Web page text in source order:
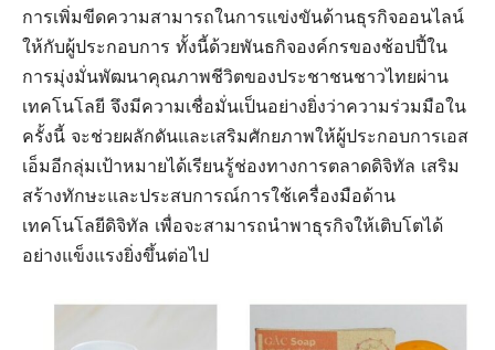
การเพิ่มขีดความสามารถในการแข่งขันด้านธุรกิจออนไลน์
ให้กับผู้ประกอบการ ทั้งนี้ด้วยพันธกิจองค์กรของช้อปปี้ใน
การมุ่งมั่นพัฒนาคุณภาพชีวิตของประชาชนชาวไทยผ่าน
เทคโนโลยี จึงมีความเชื่อมั่นเป็นอย่างยิ่งว่าความร่วมมือใน
ครั้งนี้ จะช่วยผลักดันและเสริมศักยภาพให้ผู้ประกอบการเอส
เอ็มอีกลุ่มเป้าหมายได้เรียนรู้ช่องทางการตลาดดิจิทัล เสริม
สร้างทักษะและประสบการณ์การใช้เครื่องมือด้าน
เทคโนโลยีดิจิทัล เพื่อจะสามารถนำพาธุรกิจให้เติบโตได้
อย่างแข็งแรงยิ่งขึ้นต่อไป